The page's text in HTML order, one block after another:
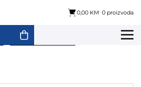
0,00 KM 0 proizvoda
Lančane testere
/ Električne